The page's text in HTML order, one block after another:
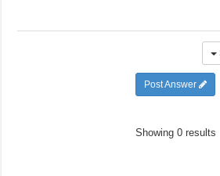
Showing 0 results